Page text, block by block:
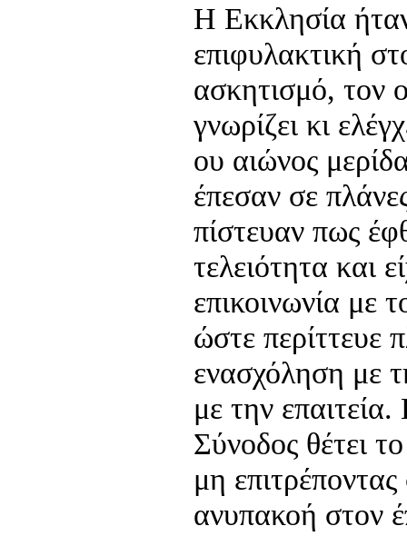
Η Εκκλησία
επιφυλακτική
ασκητισμό, τον
γνωρίζει κι
ου αιώνος
έπεσαν σε
πίστευαν πως
τελειότητα και
επικοινωνία με
ώστε περίττευε
ενασχόληση με
με την
Σύνοδος θέτει
μη
ανυπακοή στον